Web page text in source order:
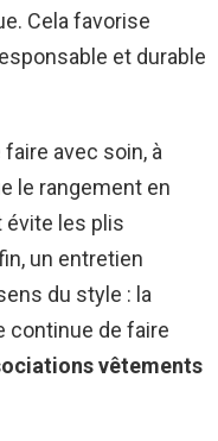
Cela favorise
et durable
avec soin, à
le rangement en
évite les plis
un entretien
du style : la
continue de faire
vêtements